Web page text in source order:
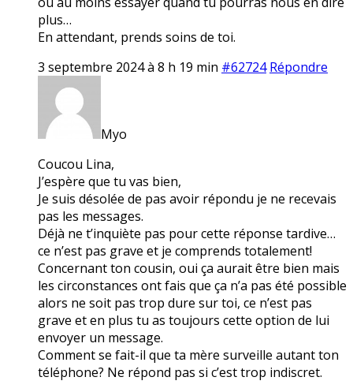
plus…
En attendant, prends soins de toi.
3 septembre 2024 à 8 h 19 min #62724 Répondre
Myo
Coucou Lina,
J’espère que tu vas bien,
Je suis désolée de pas avoir répondu je ne recevais
pas les messages.
Déjà ne t’inquiète pas pour cette réponse tardive…
ce n’est pas grave et je comprends totalement!
Concernant ton cousin, oui ça aurait être bien mais
les circonstances ont fais que ça n’a pas été possible
alors ne soit pas trop dure sur toi, ce n’est pas
grave et en plus tu as toujours cette option de lui
envoyer un message.
Comment se fait-il que ta mère surveille autant ton
téléphone? Ne répond pas si c’est trop indiscret.